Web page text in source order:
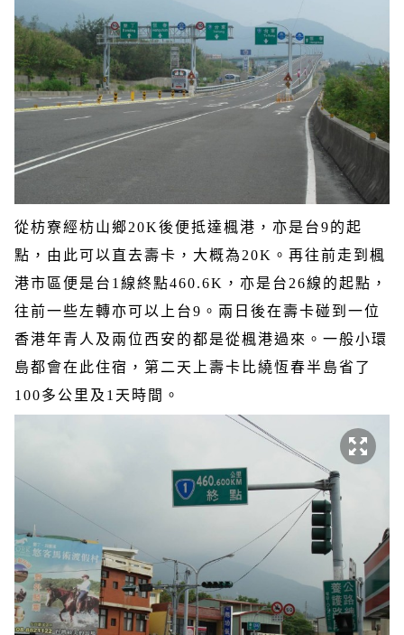
從枋寮經枋山鄉20K後便抵達楓港，亦是台9的起
點，由此可以直去壽卡，大概為 20K 。再往前走到楓
港市區便是台 1 線終點460.6K ，亦是台 26線的起點，
往前一些左轉亦可以上台9 。兩日後在壽卡碰到一位
香港年青人及兩位西安的都是從楓港過來。一般小環
島都會在此住宿，第二天上壽卡比繞恆春半島省了
100多公里及 1 天時間。